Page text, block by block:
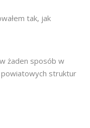
tak, jak
żaden sposób w
powiatowych struktur